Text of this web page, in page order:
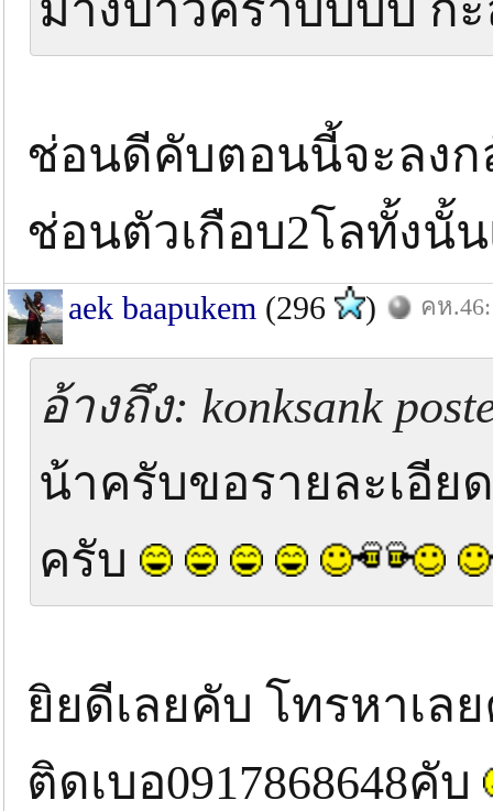
ช่อนดีคับตอนนี้จะลง
ช่อนตัวเกือบ2โลทั้งนั้น
aek baapukem (296 ) คห
อ้างถึง: konksank
น้าครับขอรายละเอีย
ครับ
ยิยดีเลยคับ โทรหาเลย
ติดเบอ0917868648คับ